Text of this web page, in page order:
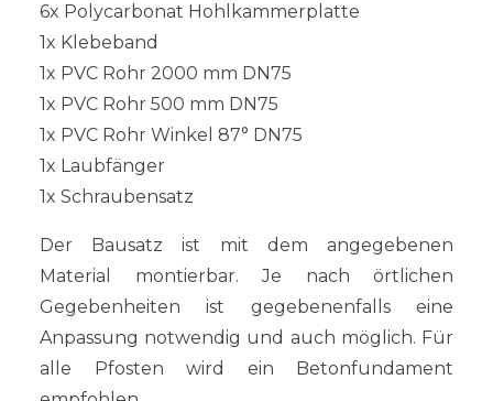
6x Polycarbonat Hohlkammerplatte
1x Klebeband
1x PVC Rohr 2000 mm DN75
1x PVC Rohr 500 mm DN75
1x PVC Rohr Winkel 87° DN75
1x Laubfänger
1x Schraubensatz
Der Bausatz ist mit dem angegebenen
Material montierbar. Je nach örtlichen
Gegebenheiten ist gegebenenfalls eine
Anpassung notwendig und auch möglich. Für
alle Pfosten wird ein Betonfundament